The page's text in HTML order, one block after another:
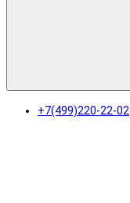
+7(499)220-22-02